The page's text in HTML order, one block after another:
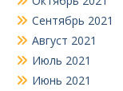
Сентябрь 2021
Август 2021
Июль 2021
Июнь 2021